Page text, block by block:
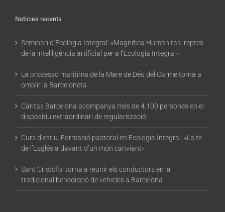
Noticies recents
Seminari d’Ecologia Integral: «Magnifica Humanitas: reptes
de la intel·ligència artificial per a l’Ecologia Integral»
La processó marítima de la Mare de Déu del Carme torna a
omplir la Barceloneta
Càritas Barcelona acompanya més de 4.100 persones en el
dispositiu extraordinari de regularització
Curs d’estiu: Formació pastoral en Ecologia Integral: «La fe
de l’Església davant d’un món canviant»
Sant Cristòfol torna a reunir els conductors en la
tradicional benedicció de vehicles a Barcelona